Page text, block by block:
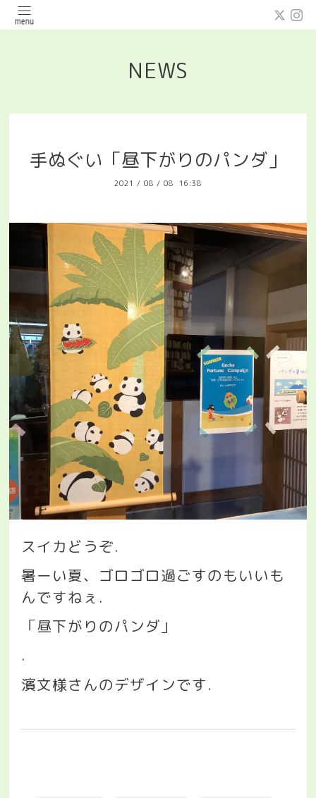
NEWS
手ぬぐい「昼下がりのパンダ」
2021 / 08 / 08 16:38
スイカどうぞ.
暑ーい夏、ゴロゴロ過ごすのもいいも
んですねぇ .
「昼下がりのパンダ」
.
濱文様さんのデザインです.